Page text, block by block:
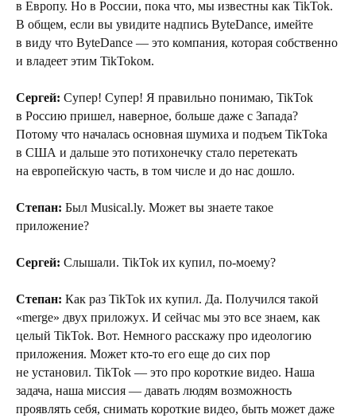
в Европу. Но в России, пока что, мы известны как TikTok.
В общем, если вы увидите надпись ByteDance, имейте
в виду что ByteDance — это компания, которая собственно
и владеет этим TikTokом.
Сергей: Супер! Супер! Я правильно понимаю, TikTok
в Россию пришел, наверное, больше даже с Запада?
Потому что началась основная шумиха и подъем TikTokа
в США и дальше это потихонечку стало перетекать
на европейскую часть, в том числе и до нас дошло.
Степан: Был Musical.ly. Может вы знаете такое
приложение?
Сергей: Слышали. TikTok их купил, по-моему?
Степан: Как раз TikTok их купил. Да. Получился такой
«merge» двух приложух. И сейчас мы это все знаем, как
целый TikTok. Вот. Немного расскажу про идеологию
приложения. Может кто-то его еще до сих пор
не установил. TikTok — это про короткие видео. Наша
задача, наша миссия — давать людям возможность
проявлять себя, снимать короткие видео, быть может даже